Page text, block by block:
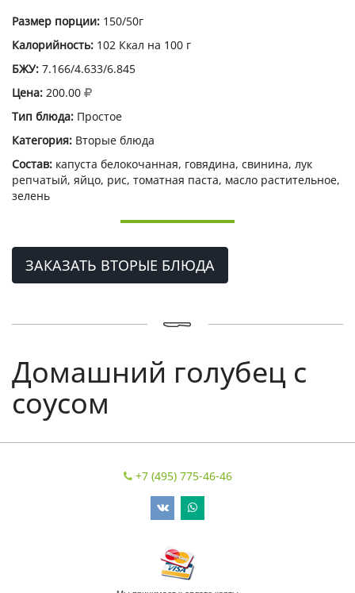
Размер порции: 150/50г
Калорийность: 102 Ккал на 100 г
БЖУ: 7.166/4.633/6.845
Цена: 200.00
Тип блюда: Простое
Категория: Вторые блюда
Состав: капуста белокочанная, говядина, свинина, лук
репчатый, яйцо, рис, томатная паста, масло растительное,
зелень
ЗАКАЗАТЬ ВТОРЫЕ БЛЮДА
Домашний голубец с
соусом
+7 (495) 775-46-46